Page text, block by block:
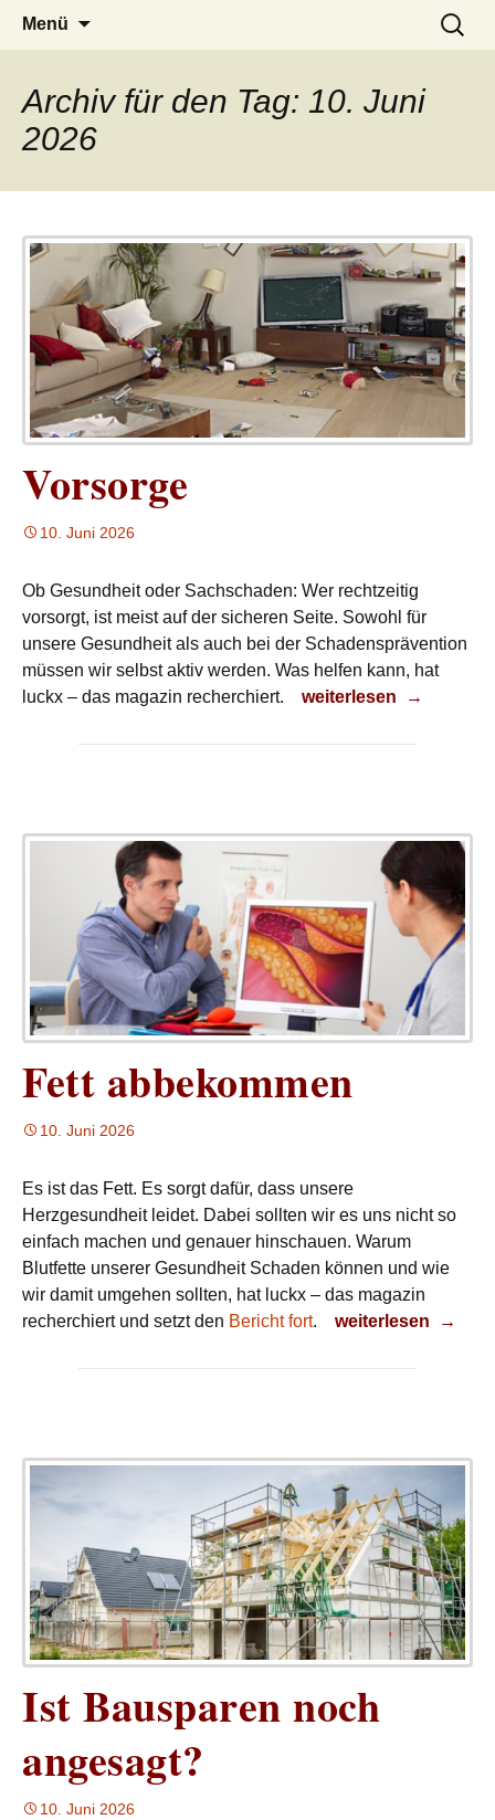
LUCKX
– das Magazin
Menü
Suchen
nach:
Archiv für den Tag: 10. Juni
2026
Vorsorge
10. Juni 2026
Ob Gesundheit oder Sachschaden: Wer rechtzeitig
vorsorgt, ist meist auf der sicheren Seite. Sowohl für
unsere Gesundheit als auch bei der Schadensprävention
müssen wir selbst aktiv werden. Was helfen kann, hat
luckx – das magazin recherchiert.
Vorsorge
weiterlesen →
Fett abbekommen
10. Juni 2026
Es ist das Fett. Es sorgt dafür, dass unsere
Herzgesundheit leidet. Dabei sollten wir es uns nicht so
einfach machen und genauer hinschauen. Warum
Blutfette unserer Gesundheit Schaden können und wie
wir damit umgehen sollten, hat luckx – das magazin
recherchiert und setzt den Bericht fort. Fett abbekommen
weiterlesen →
Ist Bausparen noch
angesagt?
10. Juni 2026